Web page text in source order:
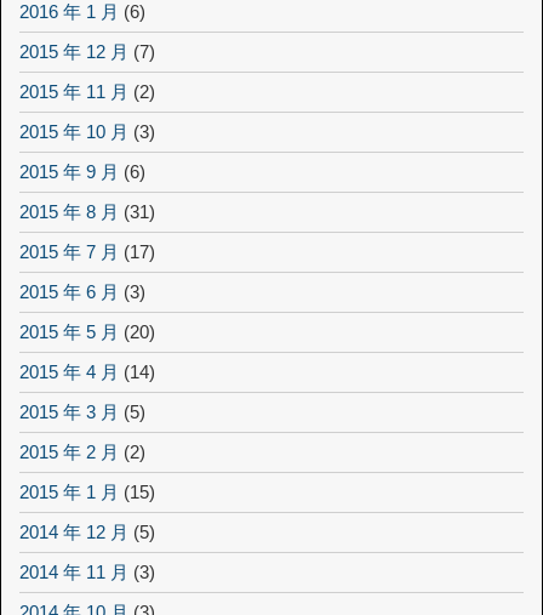
2016 年 1 月 (6)
2015 年 12 月 (7)
2015 年 11 月 (2)
2015 年 10 月 (3)
2015 年 9 月 (6)
2015 年 8 月 (31)
2015 年 7 月 (17)
2015 年 6 月 (3)
2015 年 5 月 (20)
2015 年 4 月 (14)
2015 年 3 月 (5)
2015 年 2 月 (2)
2015 年 1 月 (15)
2014 年 12 月 (5)
2014 年 11 月 (3)